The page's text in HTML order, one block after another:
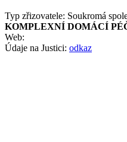
Typ zřizovatele: Soukromá
KOMPLEXNÍ DOMÁCÍ
Web:
Údaje na Justici: odkaz